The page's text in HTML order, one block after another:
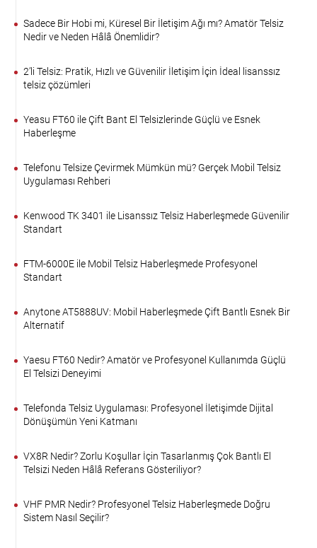
Sadece Bir Hobi mi, Küresel Bir İletişim Ağı mı? Amatör Telsiz
Nedir ve Neden Hâlâ Önemlidir?
2’li Telsiz: Pratik, Hızlı ve Güvenilir İletişim İçin İdeal lisanssız
telsiz çözümleri
Yeasu FT60 ile Çift Bant El Telsizlerinde Güçlü ve Esnek
Haberleşme
Telefonu Telsize Çevirmek Mümkün mü? Gerçek Mobil Telsiz
Uygulaması Rehberi
Kenwood TK 3401 ile Lisanssız Telsiz Haberleşmede Güvenilir
Standart
FTM-6000E ile Mobil Telsiz Haberleşmede Profesyonel
Standart
Anytone AT5888UV: Mobil Haberleşmede Çift Bantlı Esnek Bir
Alternatif
Yaesu FT60 Nedir? Amatör ve Profesyonel Kullanımda Güçlü
El Telsizi Deneyimi
Telefonda Telsiz Uygulaması: Profesyonel İletişimde Dijital
Dönüşümün Yeni Katmanı
VX8R Nedir? Zorlu Koşullar İçin Tasarlanmış Çok Bantlı El
Telsizi Neden Hâlâ Referans Gösteriliyor?
VHF PMR Nedir? Profesyonel Telsiz Haberleşmede Doğru
Sistem Nasıl Seçilir?